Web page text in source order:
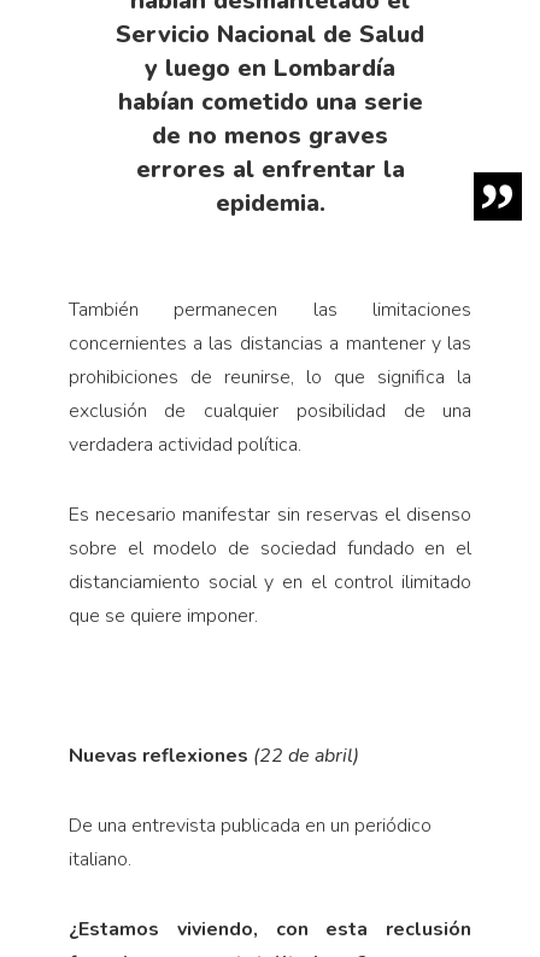
Servicio Nacional de Salud
y luego en Lombardía
habían cometido una serie
de no menos graves
errores al enfrentar la
epidemia.
También permanecen las limitaciones
concernientes a las distancias a mantener y las
prohibiciones de reunirse, lo que significa la
exclusión de cualquier posibilidad de una
verdadera actividad política.
Es necesario manifestar sin reservas el disenso
sobre el modelo de sociedad fundado en el
distanciamiento social y en el control ilimitado
que se quiere imponer.
Nuevas reflexiones (22 de abril)
De una entrevista publicada en un periódico
italiano.
¿Estamos viviendo, con esta reclusión